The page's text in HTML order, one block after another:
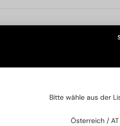
SIE AUCH
2-4 WERKTAGE -20%
Bitte wähle aus der
Österreich / AT